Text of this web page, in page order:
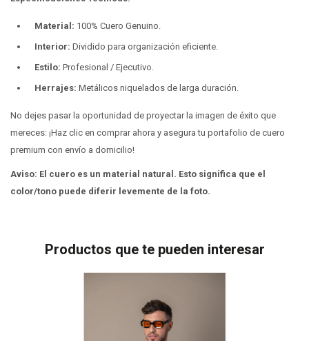
Material: 100% Cuero Genuino.
Interior: Dividido para organización eficiente.
Estilo: Profesional / Ejecutivo.
Herrajes: Metálicos niquelados de larga duración.
No dejes pasar la oportunidad de proyectar la imagen de éxito que
mereces: ¡Haz clic en comprar ahora y asegura tu portafolio de cuero
premium con envío a domicilio!
Aviso: El cuero es un material natural. Esto significa que el
color/tono puede diferir levemente de la foto.
Productos que te pueden interesar